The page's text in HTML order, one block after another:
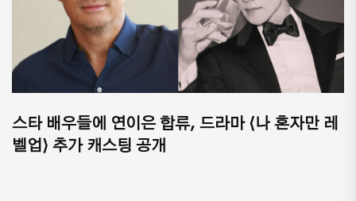
스타 배우들에 연이은 합류, 드라마 ⟨나 혼자만 레
벨업⟩ 추가 캐스팅 공개